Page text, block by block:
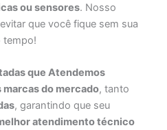
ou sensores. Nosso
que você fique sem sua
tempo!
que Atendemos
marcas do mercado, tanto
, garantindo que seu
atendimento técnico